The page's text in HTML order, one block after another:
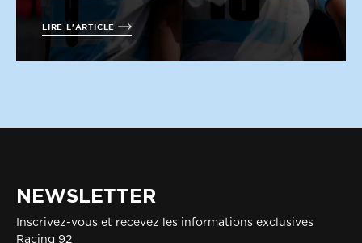
LIRE L'ARTICLE
NEWSLETTER
Inscrivez-vous et recevez les informations exclusives
Racing 92